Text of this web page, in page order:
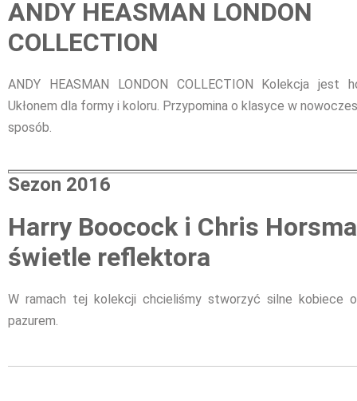
ANDY HEASMAN LONDON
COLLECTION
ANDY HEASMAN LONDON COLLECTION Kolekcja jest
Ukłonem dla formy i koloru. Przypomina o klasyce w
sposób.
Sezon 2016
Harry Boocock i Chris
świetle reflektora
W ramach tej kolekcji chcieliśmy stworzyć silne kobiece
pazurem.